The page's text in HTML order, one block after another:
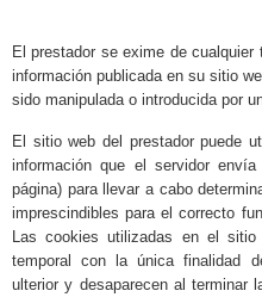
El prestador se exime de
información publicada en su sitio
sido manipulada o introducida por
El sitio web del prestador puede
información que el servidor
página) para llevar a cabo
imprescindibles para el correcto
Las cookies utilizadas en el
temporal con la única finalidad
ulterior y desaparecen al terminar